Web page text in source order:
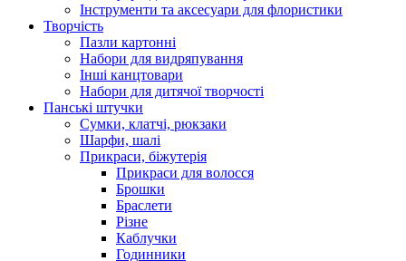
Інструменти та аксесуари для флористики
Творчість
Пазли картонні
Набори для видряпування
Інші канцтовари
Набори для дитячої творчості
Панські штучки
Сумки, клатчі, рюкзаки
Шарфи, шалі
Прикраси, біжутерія
Прикраси для волосся
Брошки
Браслети
Різне
Каблучки
Годинники